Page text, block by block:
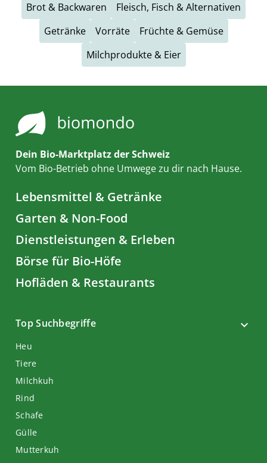
Brot & Backwaren
Fleisch, Fisch & Alternativen
Getränke
Vorräte
Früchte & Gemüse
Milchprodukte & Eier
Dein Bio-Marktplatz der Schweiz
Vom Bio-Betrieb ohne Umwege zu dir nach Hause.
Lebensmittel & Getränke
Garten & Non-Food
Dienstleistungen & Erleben
Börse für Bio-Höfe
Hofläden & Restaurants
Top Suchbegriffe
Heu
Tiere
Milchkuh
Rind
Schafe
Gülle
Mutterkuh